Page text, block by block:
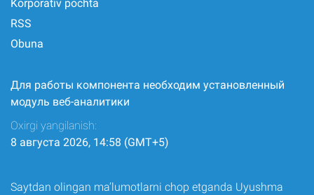
Korporativ pochta
RSS
Obuna
Для работы компонента необходим установленный
модуль веб-аналитики
Oxirgi yangilanish:
8 августа 2026, 14:58 (GMT+5)
Saytdan olingan ma’lumotlarni chop etganda Uyushma